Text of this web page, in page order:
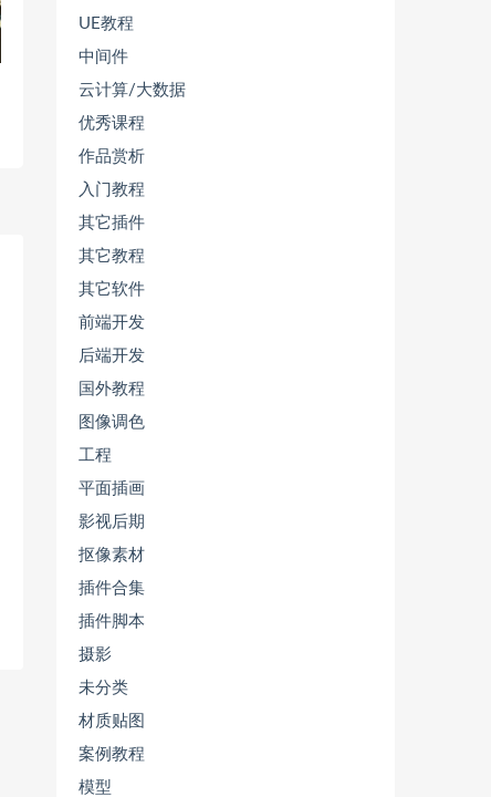
UE教程
中间件
云计算/大数据
优秀课程
作品赏析
入门教程
其它插件
其它教程
其它软件
前端开发
后端开发
国外教程
图像调色
工程
平面插画
影视后期
抠像素材
插件合集
插件脚本
摄影
未分类
材质贴图
案例教程
模型